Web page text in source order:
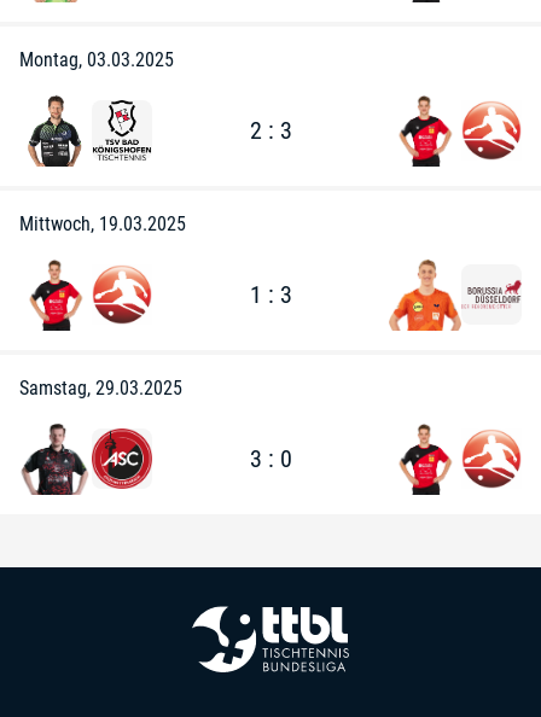
Montag, 03.03.2025
2 : 3
Mittwoch, 19.03.2025
1 : 3
Samstag, 29.03.2025
3 : 0